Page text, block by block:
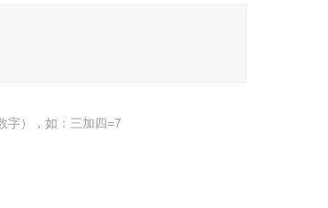
字），如：三加四=7